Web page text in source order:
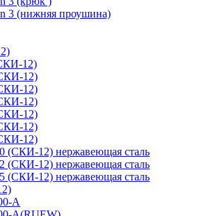
3 (нижняя проушина)
12)
12)
12)
12)
12)
12)
12)
(СКИ-12) нержавеющая сталь
(СКИ-12) нержавеющая сталь
(СКИ-12) нержавеющая сталь
A